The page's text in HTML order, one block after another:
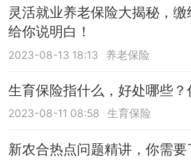
灵活就业养老保险大揭秘，
给你说明白！
2023-08-13 18:13 养老保险
生育保险指什么，好处哪些？
2023-08-11 08:58 生育保险
新农合热点问题精讲，你需要